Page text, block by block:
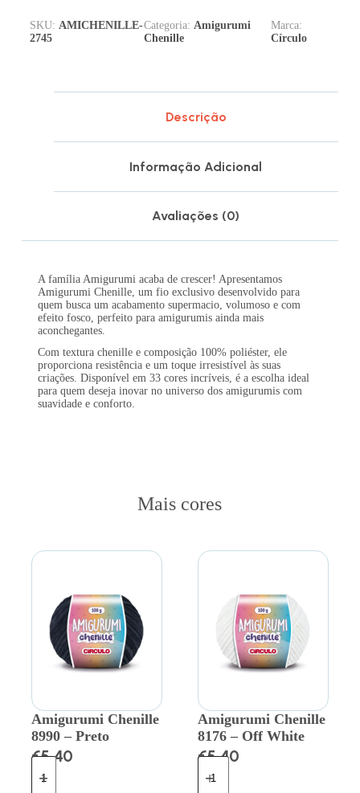
SKU: AMICHENILLE-
2745
Categoria:Amigurumi
Chenille
Marca:
Círculo
Descrição
Informação Adicional
Avaliações (0)
A família Amigurumi acaba de crescer! Apresentamos
Amigurumi Chenille, um fio exclusivo desenvolvido para
quem busca um acabamento supermacio, volumoso e com
efeito fosco, perfeito para amigurumis ainda mais
aconchegantes.
Com textura chenille e composição 100% poliéster, ele
proporciona resistência e um toque irresistível às suas
criações. Disponível em 33 cores incríveis, é a escolha ideal
para quem deseja inovar no universo dos amigurumis com
suavidade e conforto.
Mais cores
Amigurumi Chenille
8990 – Preto
€5.40
Amigurumi Chenille
8176 – Off White
€5.40